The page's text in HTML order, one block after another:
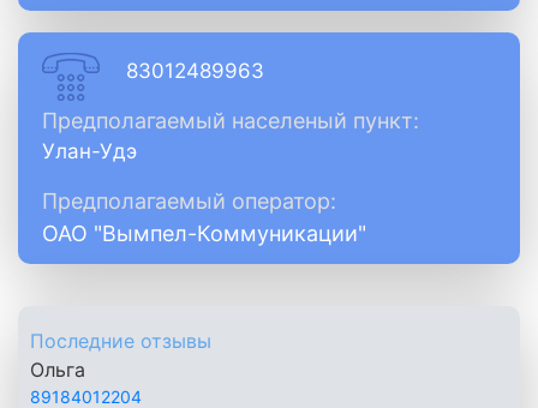
83012489963
Предполагаемый населеный пункт:
Улан-Удэ
Предполагаемый оператор:
ОАО "Вымпел-Коммуникации"
Последние отзывы
Ольга
89184012204